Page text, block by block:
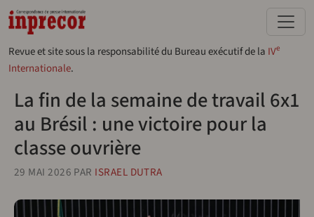
Aller au contenu principal
Revue et site sous la responsabilité du Bureau exécutif de la IVe
Internationale.
La fin de la semaine de travail 6x1
au Brésil : une victoire pour la
classe ouvrière
29 MAI 2026 PAR ISRAEL DUTRA